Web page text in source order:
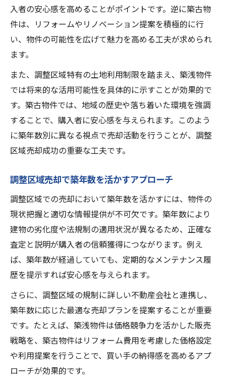
入者の安心感を高めることがポイントです。逆に築古物
件は、リフォームやリノベーション提案を積極的に行
い、物件の可能性を広げて魅力を高める工夫が求められ
ます。
また、調整区域特有の土地利用制限を踏まえ、築浅物件
では将来的な活用可能性を具体的に示すことが効果的で
す。築古物件では、地域の歴史や落ち着いた環境を強調
することで、購入者に安心感を与えられます。このよう
に築年数別に異なる視点で売却活動を行うことが、調整
区域売却成功の重要な工夫です。
調整区域売却で築年数を活かすアプローチ
調整区域での売却において築年数を活かすには、物件の
現状把握と適切な情報提供が不可欠です。築年数により
建物の劣化度や法規制の適用状況が異なるため、正確な
査定と説明が購入者の信頼獲得につながります。例え
ば、築年数が経過していても、定期的なメンテナンス履
歴を提示すれば安心感を与えられます。
さらに、調整区域の規制に詳しい不動産会社と連携し、
築年数に応じた最適な売却プランを提案することが重要
です。たとえば、築浅物件は価格競争力を活かした販売
戦略を、築古物件はリフォーム費用を考慮した価格設定
や利用提案を行うことで、買い手の納得感を高めるアプ
ローチが効果的です。